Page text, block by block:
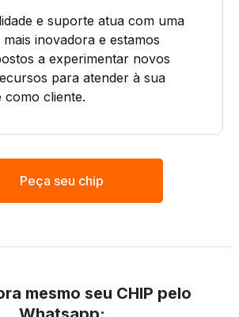
e suporte atua com uma
mais inovadora e estamos
a experimentar novos
para atender à sua
como cliente.
Peça seu chip
mesmo seu CHIP pelo